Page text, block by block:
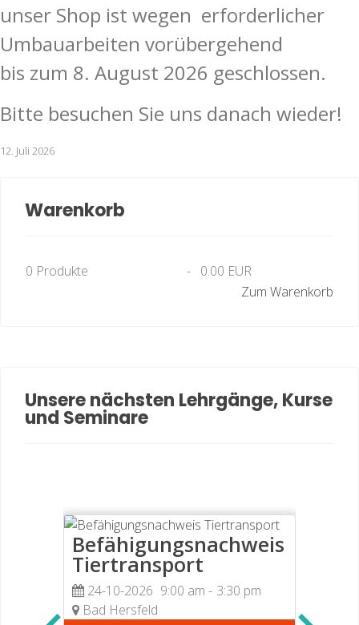
unser Shop ist wegen erforderlicher
Umbauarbeiten vorübergehend
bis zum 8. August 2026 geschlossen.
Bitte besuchen Sie uns danach wieder!
12. Juli 2026
Warenkorb
0 Produkte - 0.00 EUR
Zum Warenkorb
Unsere nächsten Lehrgänge, Kurse
und Seminare
Befähigungsnachweis
Tiertransport
24-10-2026 9:00 am - 3:30 pm
Bad Hersfeld